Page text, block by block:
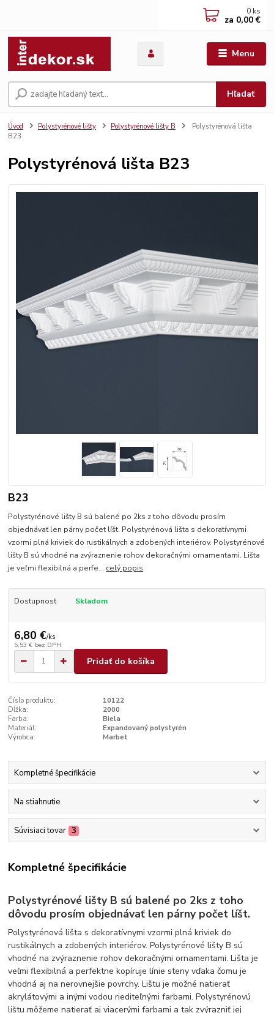
Menu
Hľadať
0 ks
za 0,00 €
Úvod Polystyrénové lišty Polystyrénové lišty B
Polystyrénová lišta
B23
Polystyrénová lišta B23
B23
Polystyrénové lišty B sú balené po 2ks z toho dôvodu prosím
objednávať len párny počet líšt. Polystyrénová lišta s dekoratívnymi
vzormi plná kriviek do rustikálnych a zdobených interiérov. Polystyrénové
lišty B sú vhodné na zvýraznenie rohov dekoračnými ornamentami. Lišta
je veľmi flexibilná a perfe... celý popis
Dostupnosť Skladom
6,80 €/ks
5,53 € bez DPH
Pridať do košíka
Číslo produktu:
10122
Dĺžka:
2000
Farba:
Biela
Materiál:
Expandovaný polystyrén
Výrobca:
Marbet
Kompletné špecifikácie
Na stiahnutie
Súvisiaci tovar 3
Kompletné špecifikácie
Polystyrénové lišty B sú balené po 2ks z toho
dôvodu prosím objednávať len párny počet líšt.
Polystyrénová lišta s dekoratívnymi vzormi plná kriviek do
rustikálnych a zdobených interiérov. Polystyrénové lišty B sú
vhodné na zvýraznenie rohov dekoračnými ornamentami. Lišta je
veľmi flexibilná a perfektne kopíruje línie steny vďaka čomu je
vhodná aj na nerovnejšie povrchy. Lištu je možné natierať
akrylátovými a inými vodou riediteľnými farbami. Polystyrénovú
lištu môžeme natierať aj viacerými farbami a tak zvýrazniť jej